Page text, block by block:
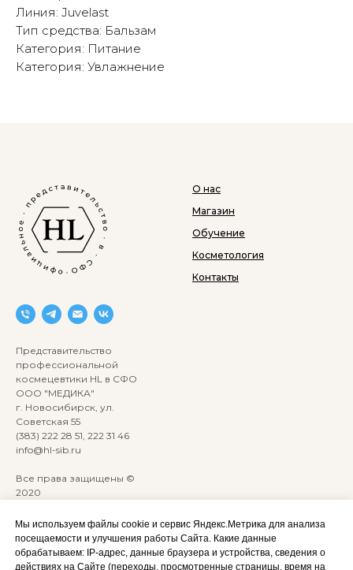
Мы используем файлы cookie и сервис Яндекс.Метрика для анализа
посещаемости и улучшения работы Сайта. Какие данные
обрабатываем: IP‑адрес, данные браузера и устройства, сведения о
действиях на Сайте (переходы, просмотренные страницы, время на
Линия: Juvelast
Тип средства: Бальзам
Категория: Питание
Категория: Увлажнение
Представительство
профессиональной
космецевтики HL в СФО
ООО "МЕДИКА"
г. Новосибирск, ул.
Советская 55
(383) 222 28 51, 222 31 46
info@hl-sib.ru
Все права защищены ©
2020
ANKRYONK
О нас
Магазин
Обучение
Косметология
Контакты
Акции и скидки
Политика